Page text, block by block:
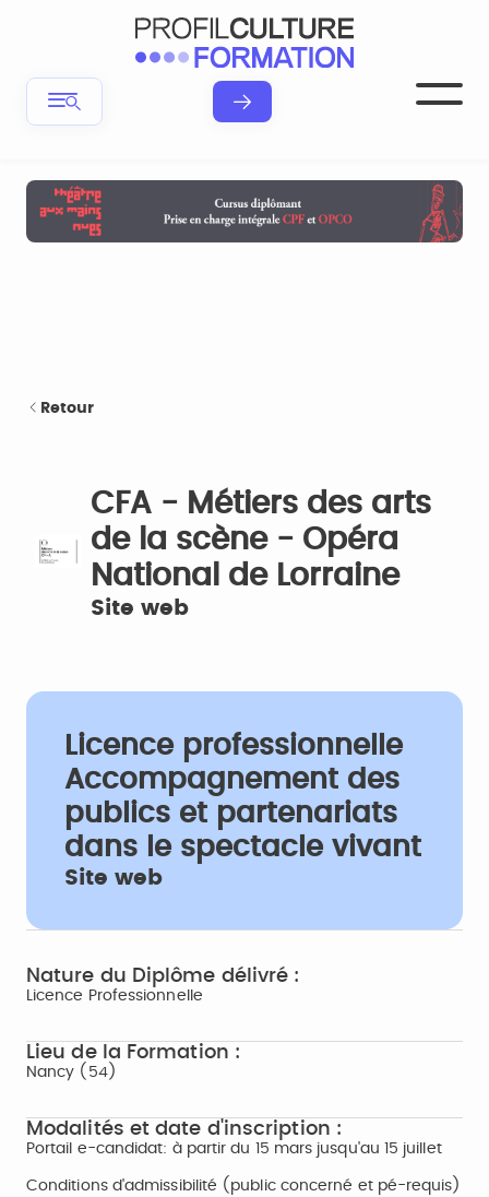
Retour
CFA - Métiers des arts
de la scène - Opéra
National de Lorraine
Site web
Licence professionnelle
Accompagnement des
publics et partenariats
dans le spectacle vivant
Site web
Nature du Diplôme délivré :
Licence Professionnelle
Lieu de la Formation :
Nancy (54)
Modalités et date d'inscription :
Portail e-candidat: à partir du 15 mars jusqu'au 15 juillet
Conditions d'admissibilité (public concerné et pé-requis)